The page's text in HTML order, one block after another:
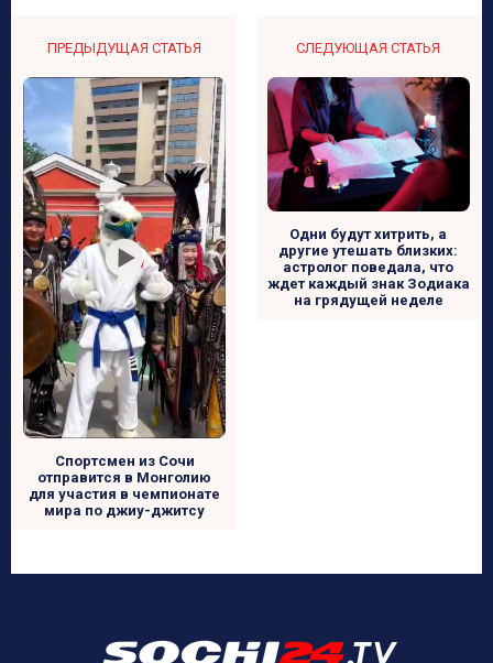
ПРЕДЫДУЩАЯ СТАТЬЯ
Спортсмен из Сочи
отправится в Монголию
для участия в чемпионате
мира по джиу-джитсу
СЛЕДУЮЩАЯ СТАТЬЯ
Одни будут хитрить, а
другие утешать близких:
астролог поведала, что
ждет каждый знак Зодиака
на грядущей неделе